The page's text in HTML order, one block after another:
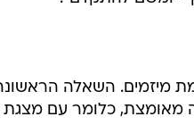
בנוגע להקמת מיזמים. השאלה
מאומצת, כלומר עם מצגת